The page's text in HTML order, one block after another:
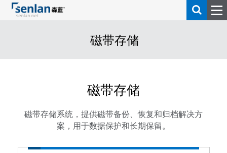
磁带存储
磁带存储
磁带存储系统，提供磁带备份、恢复和归档解决方
案，用于数据保护和长期保留。